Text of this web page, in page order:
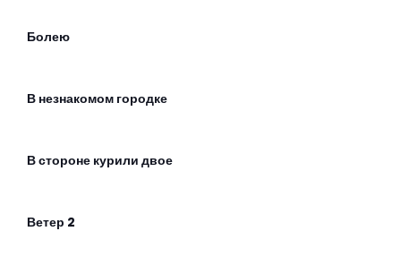
Болею
В незнакомом городке
В стороне курили двое
Ветер 2